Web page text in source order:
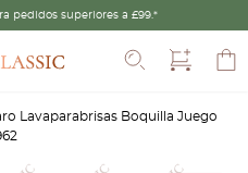
pedidos superiores a £99.*
Lavaparabrisas Boquilla Juego